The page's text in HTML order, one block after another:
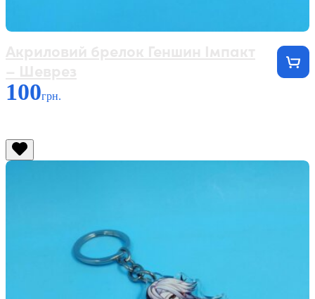
100грн.